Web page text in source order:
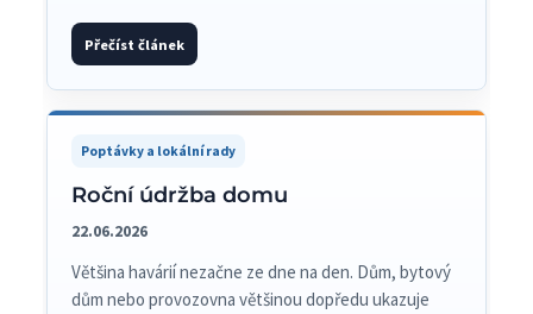
Přečíst článek
Poptávky a lokální rady
Roční údržba domu
22.06.2026
Většina havárií nezačne ze dne na den. Dům, bytový
dům nebo provozovna většinou dopředu ukazuje